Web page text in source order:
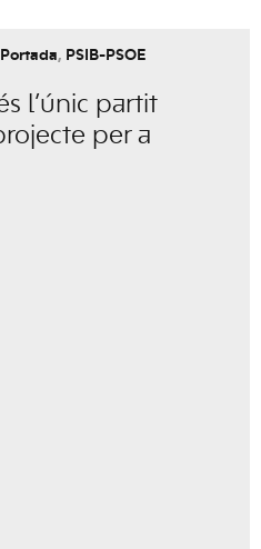
Portada, PSIB-PSOE
l’únic partit
per a